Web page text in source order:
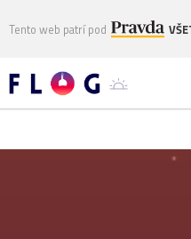
Tento web patrí pod